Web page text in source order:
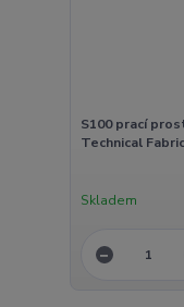
S100 prací
Technical
Skladem